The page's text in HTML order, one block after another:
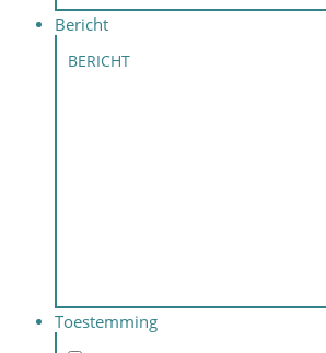
Bericht
Toestemming